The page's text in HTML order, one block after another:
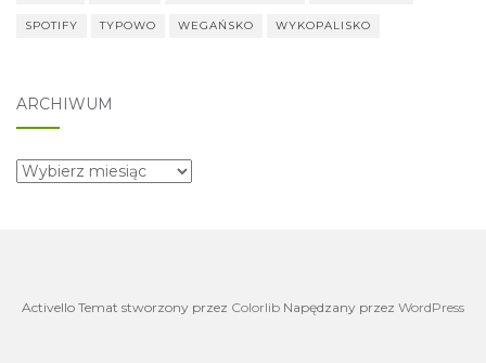
SPOTIFY TYPOWO WEGAŃSKO WYKOPALISKO
ARCHIWUM
archiwum
Activello Temat stworzony przez Colorlib Napędzany przez WordPress